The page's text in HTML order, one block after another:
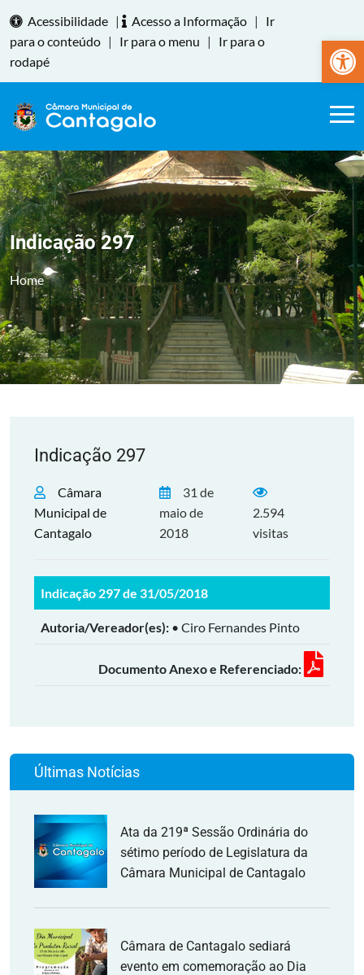
Abrir
Acessibilidade | Acesso a Informação |
Ir
para o conteúdo | Ir para o menu |
Ir para o
rodapé
Indicação 297
Home
Indicação 297
Câmara
Municipal de
Cantagalo
31 de
maio de
2018
2.594
visitas
Indicação 297 de 31/05/2018
Autoria/Vereador(es): • Ciro Fernandes Pinto
Documento Anexo e Referenciado:
Últimas Notícias
Ata da 219ª Sessão Ordinária do
sétimo período de Legislatura da
Câmara Municipal de Cantagalo
Câmara de Cantagalo sediará
evento em comemoração ao Dia